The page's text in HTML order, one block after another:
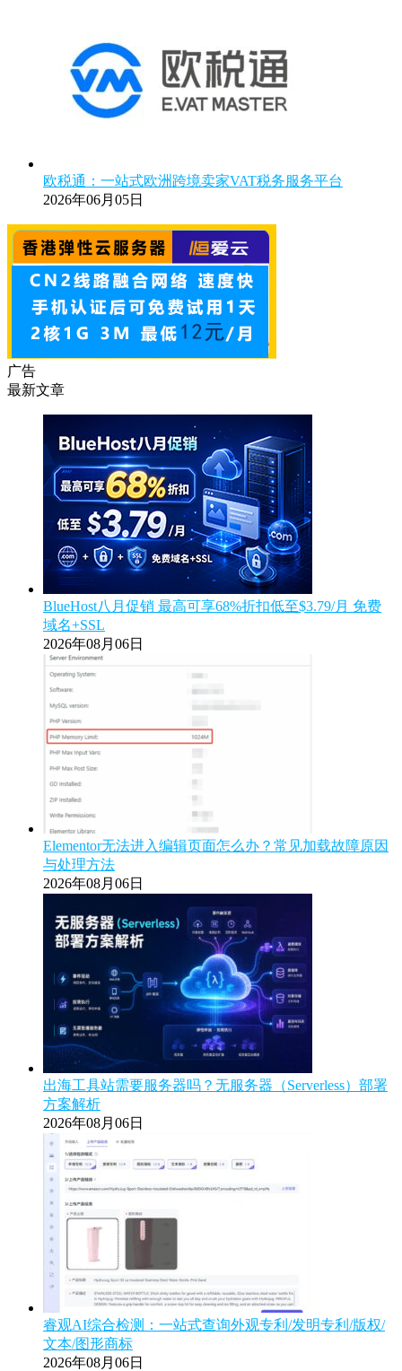
欧税通：一站式欧洲跨境卖家VAT税务服务平台
2026年06月05日
广告
最新文章
BlueHost八月促销 最高可享68%折扣低至$3.79/月 免费
域名+SSL
2026年08月06日
Elementor无法进入编辑页面怎么办？常见加载故障原因
与处理方法
2026年08月06日
出海工具站需要服务器吗？无服务器（Serverless）部署
方案解析
2026年08月06日
睿观AI综合检测：一站式查询外观专利/发明专利/版权/
文本/图形商标
2026年08月06日